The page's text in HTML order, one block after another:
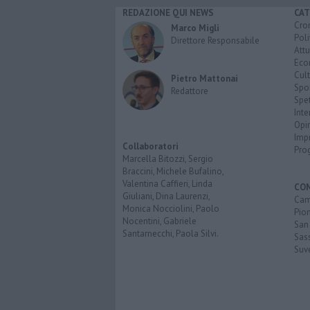
REDAZIONE QUI NEWS
Marco Migli
Direttore Responsabile
Pietro Mattonai
Redattore
Collaboratori
Marcella Bitozzi, Sergio
Braccini, Michele Bufalino,
Valentina Caffieri, Linda
Giuliani, Dina Laurenzi,
Monica Nocciolini, Paolo
Nocentini, Gabriele
Santarnecchi, Paola Silvi.